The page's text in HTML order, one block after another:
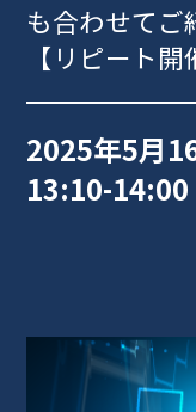
も合わせてご
【リピート開
2025年5月
13:10-14:00